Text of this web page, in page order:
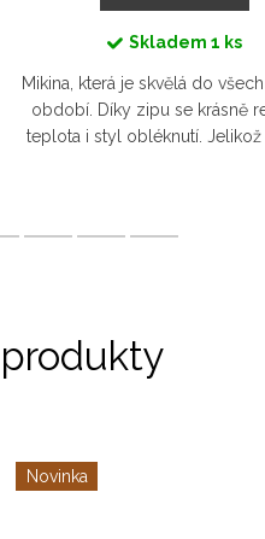
Skladem 1 ks
Mikina, která je skvělá do
období. Díky zipu se krásně
teplota i styl obléknutí. Jelikož
Novinka